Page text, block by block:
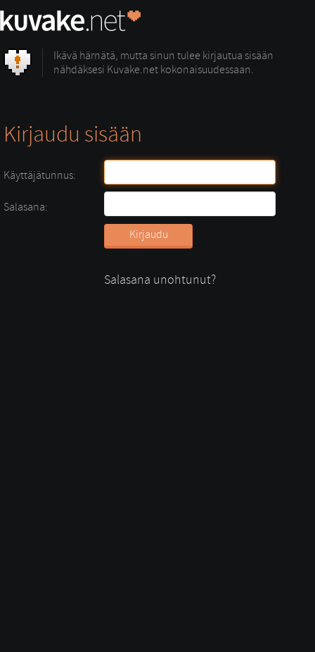
Ikävä härnätä, mutta sinun tulee kirjautua sisään
nähdäksesi Kuvake.net kokonaisuudessaan.
Kirjaudu sisään
Käyttäjätunnus:
Salasana:
Salasana unohtunut?